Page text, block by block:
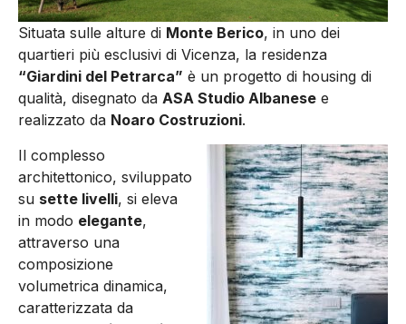
Situata sulle alture di Monte Berico, in uno dei
quartieri più esclusivi di Vicenza, la residenza
“Giardini del Petrarca” è un progetto di housing di
qualità, disegnato da ASA Studio Albanese e
realizzato da Noaro Costruzioni.
Il complesso
architettonico, sviluppato
su sette livelli, si eleva
in modo elegante,
attraverso una
composizione
volumetrica dinamica,
caratterizzata da